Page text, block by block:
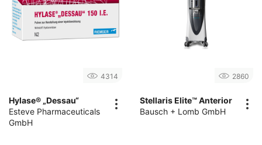
4314
Hylase® „Dessau“
Esteve Pharmaceuticals
GmbH
2860
Stellaris Elite™ Anterior
Bausch + Lomb GmbH